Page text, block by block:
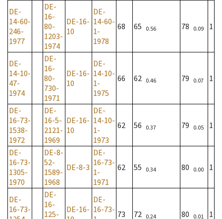
DE-
14-60-
246-
1977
DE-
16-
80-
1203-
1974
DE-16-
10
DE-
14-60-
1-
1978
68 65 0.56 78 0.09 1
DE-
14-10-
47-
1974
DE-
16-
80-
730-
1971
DE-16-
10
DE-
14-10-
1-
1975
66 62 0.46 79 0.07 1
DE-
16-73-
1538-
1972
DE-
16-5-
2121-
1969
DE-16-
10
DE-
14-10-
1-
1973
62 56 0.37 79 0.05 1
DE-
16-73-
1305-
1970
DE-8-
52-
1589-
1968
DE-8-3
DE-
16-73-
1-
1971
62 55 0.34 80 0.00 1
DE-
16-73-
DE-
16-
125-
DE-16-
DE-
16-73- 73 72 0.24 80 0.01 1